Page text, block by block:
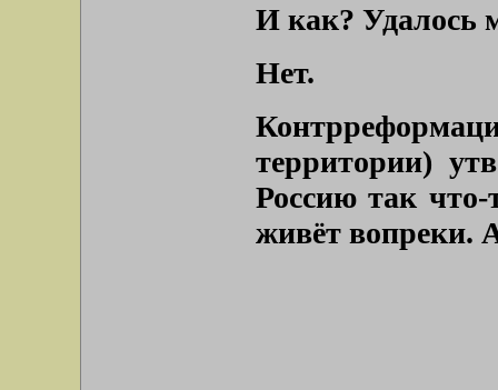
И как? Удалось
Нет.
территории)
Россию так что-
живёт вопреки.